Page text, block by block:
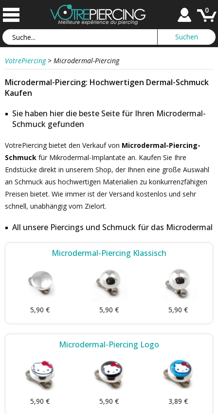
0
VotrePiercing > Microdermal-Piercing
Microdermal-Piercing: Hochwertigen Dermal-Schmuck
Kaufen
Sie haben hier die beste Seite für Ihren Microdermal-
Schmuck gefunden
VotrePiercing bietet den Verkauf von Microdermal-Piercing-
Schmuck für Mikrodermal-Implantate an. Kaufen Sie Ihre
Endstücke direkt in unserem Shop, der Ihnen eine große Auswahl
an Schmuck aus hochwertigen Materialien zu konkurrenzfähigen
Preisen bietet. Wie immer ist der Versand kostenlos und sehr
schnell, unabhängig vom Zielort.
All unsere Piercings und Schmuck für das Microdermal
Microdermal-Piercing Klassisch
5,90 € 5,90 € 5,90 €
Microdermal-Piercing Logo
5,90 € 5,90 € 3,89 €